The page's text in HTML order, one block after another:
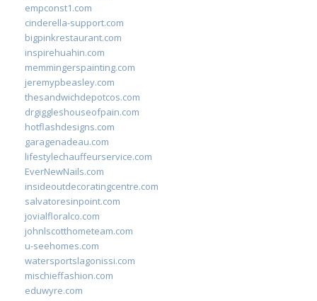
empconst1.com
cinderella-support.com
bigpinkrestaurant.com
inspirehuahin.com
memmingerspainting.com
jeremypbeasley.com
thesandwichdepotcos.com
drgiggleshouseofpain.com
hotflashdesigns.com
garagenadeau.com
lifestylechauffeurservice.com
EverNewNails.com
insideoutdecoratingcentre.com
salvatoresinpoint.com
jovialfloralco.com
johnlscotthometeam.com
u-seehomes.com
watersportslagonissi.com
mischieffashion.com
eduwyre.com